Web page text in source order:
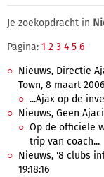
Je zoekopdracht in
Pagina: 1 2 3 4 5 6
Nieuws, Directie
Town, 8 maart
...Ajax op de
Nieuws, Geen
Op de officiele
trip van coach...
Nieuws, '8 clubs
19:18:16